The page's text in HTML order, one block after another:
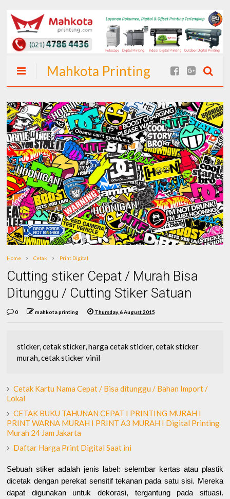
Mahkota Printing
| Spanduk Cepat
24 Jam (Langsung
Jadi) I Spanduk
Murah Jakarta
dan Percetakan
Home Cetak Print Digital
Cutting stiker Cepat / Murah Bisa
Ditunggu / Cutting Stiker Satuan
0 mahkota printing Thursday, 6 August 2015
sticker, cetak sticker, harga cetak sticker, cetak sticker
murah, cetak sticker vinil
Cetak Kartu Nama Cepat / Bisa ditunggu / Bahan Import /
Lokal
CETAK BUKU TAHUNAN CEPAT I PRINTING MURAH I
PRINT WARNA MURAH I PRINT A3 MURAH I Digital Printing
Murah 24 Jam Jakarta
Daftar Harga Print Digital Saat ini
Sebuah stiker adalah jenis label: selembar kertas atau plastik
dicetak dengan perekat sensitif tekanan pada satu sisi. Mereka
dapat digunakan untuk dekorasi, tergantung pada situasi.